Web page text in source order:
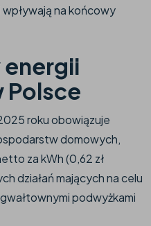
na końcowy
Polsce
roku obowiązuje
domowych,
za kWh (0,62 zł
działań mających na celu
podwyżkami